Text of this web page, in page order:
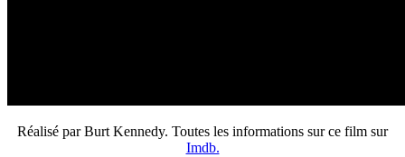
Réalisé par Burt Kennedy. Toutes les informations sur ce film sur
Imdb.